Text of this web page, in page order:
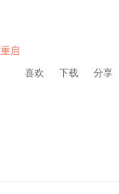
启
喜欢 下载 分享